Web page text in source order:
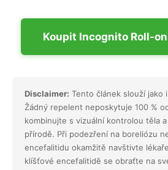
Koupit Incognito Roll-
Disclaimer: Tento článek slouží jako
Žádný repelent neposkytuje 100 %
kombinujte s vizuální kontrolou těla
přírodě. Při podezření na boreliózu
encefalitidu okamžitě navštivte
klíšťové encefalitidě se obraťte na